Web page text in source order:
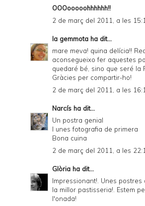
OOOooooohhhhhh!!
2 de març del 2011, a les
la gemmota ha dit...
mare meva! quina delícia!!
aconsegueixo fer aquestes
quedaré bé, sino que seré la
Gràcies per compartir-ho!
2 de març del 2011, a les
Narcís ha dit...
Un postra genial
I unes fotografia de primera
Bona cuina
2 de març del 2011, a les
Glòria ha dit...
Impressionant!. Unes postres
la millor pastisseria!. Estem
l'onada!